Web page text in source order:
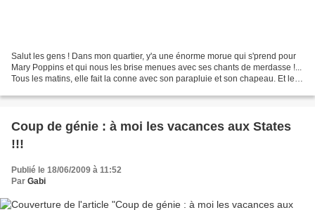
Salut les gens ! Dans mon quartier, y'a une énorme morue qui s'prend pour
Mary Poppins et qui nous les brise menues avec ses chants de merdasse !...
Tous les matins, elle fait la conne avec son parapluie et son chapeau. Et le
Coup de génie : à moi les vacances aux States
!!!
Publié le 18/06/2009 à 11:52
Par Gabi